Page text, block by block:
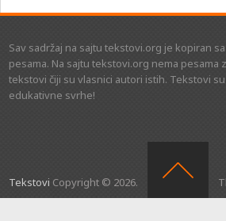
Sav sadržaj na sajtu tekstovi.org je kopiran
pesama. Na sajtu tekstovi.org nema pesama
tekstovi čiji su vlasnici autori istih. Tekstovi
edukativne svrhe!
Tekstovi Copyright © 2026.